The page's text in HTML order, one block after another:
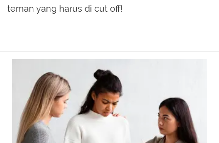
teman yang harus di cut off!